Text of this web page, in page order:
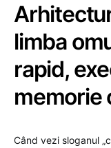
limba
rapid,
memorie
Când vezi sloganul